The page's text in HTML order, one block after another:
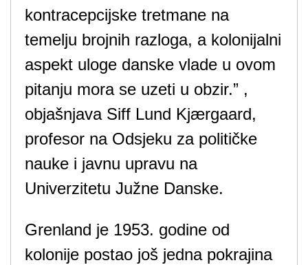
kontracepcijske tretmane na
temelju brojnih razloga, a kolonijalni
aspekt uloge danske vlade u ovom
pitanju mora se uzeti u obzir.” ,
objašnjava Siff Lund Kjærgaard,
profesor na Odsjeku za političke
nauke i javnu upravu na
Univerzitetu Južne Danske.
Grenland je 1953. godine od
kolonije postao još jedna pokrajina